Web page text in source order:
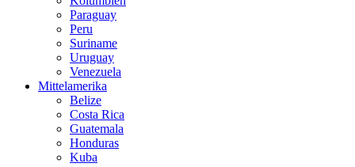
Paraguay
Peru
Suriname
Uruguay
Venezuela
Mittelamerika
Belize
Costa Rica
Guatemala
Honduras
Kuba